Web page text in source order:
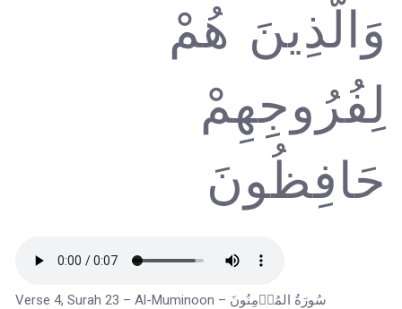
وَالَّذِينَ هُمْ
لِفُرُوجِهِمْ
حَافِظُونَ
Verse 4, Surah 23 – Al-Muminoon – سُورَةُ المُؤۡمِنُونَ